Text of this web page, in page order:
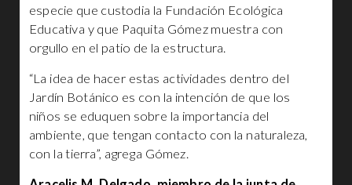
especie que custodia la Fundación Ecológica
Educativa y que Paquita Gómez muestra con
orgullo en el patio de la estructura.
“La idea de hacer estas actividades dentro del
Jardín Botánico es con la intención de que los
niños se eduquen sobre la importancia del
ambiente, que tengan contacto con la naturaleza,
con la tierra”, agrega Gómez.